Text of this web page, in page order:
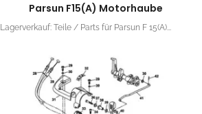
Parsun F15(A) Motorhaube
Lagerverkauf: Teile / Parts für Parsun F 15(A)...